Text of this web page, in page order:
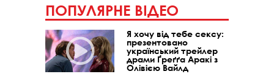
ПОПУЛЯРНЕ ВІДЕО
Я хочу від тебе сексу:
презентовано
український трейлер
драми Ґреґґа Аракі з
Олівією Вайлд